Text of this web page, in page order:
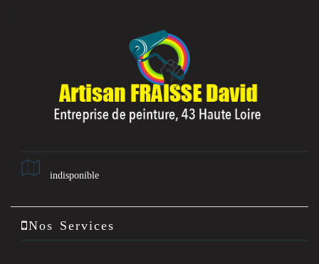
indisponible
Nos Services